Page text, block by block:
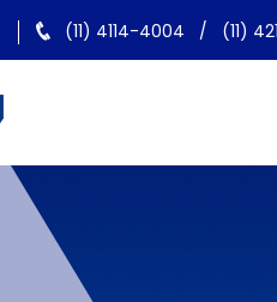
(11) 4114-4004 / (11)